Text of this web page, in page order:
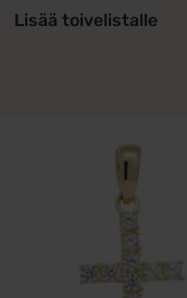
Lisää toivelistalle